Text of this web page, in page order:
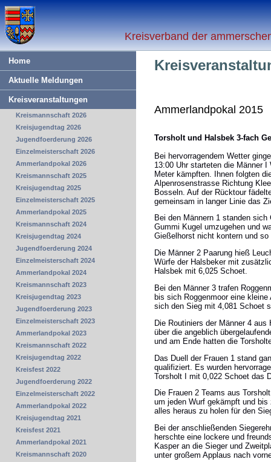
Kreisverband der
Ammerlandpokal 2015
Torsholt und Halsbek 3-fach
Bei hervorragendem Wetter
13:00 Uhr starteten die Männer
Meter kämpften. Ihnen folgten
Alpenrosenstrasse Richtung
Bosseln. Auf der Rücktour
gemeinsam in langer Linie das
Bei den Männern 1 standen
Gummi Kugel umzugehen und
Gießelhorst nicht kontern und
Die Männer 2 Paarung hieß
Würfe der Halsbeker mit
Halsbek mit 6,025 Schoet.
Bei den Männer 3 trafen
bis sich Roggenmoor eine
sich den Sieg mit 4,081 Schoet
Die Routiniers der Männer 4
über die angeblich
und am Ende hatten die
Das Duell der Frauen 1 stand
qualifiziert. Es wurden
Torsholt I mit 0,022 Schoet das
Die Frauen 2 Teams aus
um jeden Wurf gekämpft und
alles heraus zu holen für den
Bei der anschließenden
herschte eine lockere und
Kasper an die Sieger und
unter großem Applaus nach
Home
Aktuelle Meldungen
Kreisveranstaltungen
Kreismannschaft 2026
Kreisjugendtag 2026
Jugendfoerderung 2026
Einzelmeisterschaft 2026
Ammerlandpokal 2026
Kreismannschaft 2025
Kreisjugendtag 2025
Einzelmeisterschaft 2025
Ammerlandpokal 2025
Kreismannschaft 2024
Kreisjugendtag 2024
Jugendfoerderung 2024
Einzelmeisterschaft 2024
Ammerlandpokal 2024
Kreismannschaft 2023
Kreisjugendtag 2023
Jugendfoerderung 2023
Einzelmeisterschaft 2023
Ammerlandpokal 2023
Kreismannschaft 2022
Kreisjugendtag 2022
Kreisfest 2022
Jugendfoerderung 2022
Einzelmeisterschaft 2022
Ammerlandpokal 2022
Kreisjugendtag 2021
Kreisfest 2021
Ammerlandpokal 2021
Kreismannschaft 2020